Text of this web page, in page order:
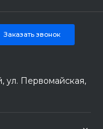
Заказать звонок
ул. Первомайская,